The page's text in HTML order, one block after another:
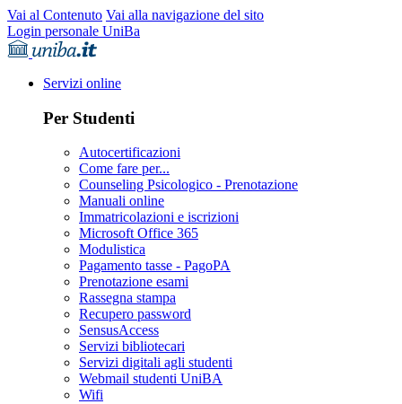
Vai al Contenuto Vai alla navigazione del sito
Login personale UniBa
Servizi online
Per Studenti
Autocertificazioni
Come fare per...
Counseling Psicologico - Prenotazione
Manuali online
Immatricolazioni e iscrizioni
Microsoft Office 365
Modulistica
Pagamento tasse - PagoPA
Prenotazione esami
Rassegna stampa
Recupero password
SensusAccess
Servizi bibliotecari
Servizi digitali agli studenti
Webmail studenti UniBA
Wifi